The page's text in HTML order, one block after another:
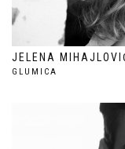
JELENA
GLUMICA